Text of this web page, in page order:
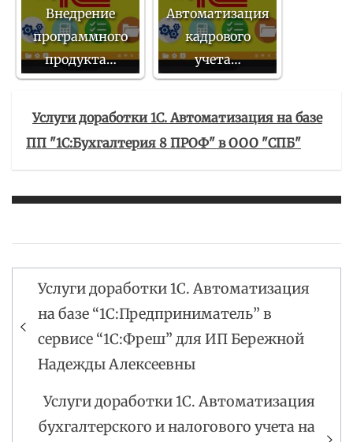
Внедрение
программного
продукта…
Автоматизация
кадрового
учета…
Услуги доработки 1С. Автоматизация на базе
ПП "1С:Бухгалтерия 8 ПРОФ" в ООО "СПБ"
Навигация
по
записям
Услуги доработки 1С. Автоматизация
на базе “1С:Предприниматель” в
сервисе “1С:Фреш” для ИП Бережной
Надежды Алексеевны
Услуги доработки 1С. Автоматизация
бухгалтерского и налогового учета на